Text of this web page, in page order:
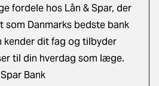
fordele hos Lån & Spar, der
som Danmarks bedste bank
kender dit fag og tilbyder
til din hverdag som læge.
Bank